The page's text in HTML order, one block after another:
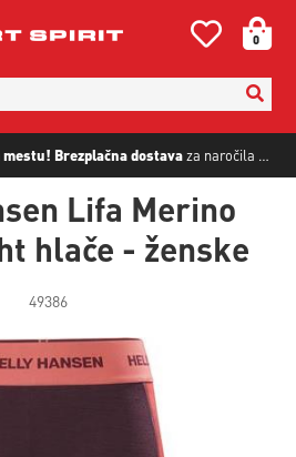
mestu! Brezplačna dostavaza naročila nad
0
Lifa Merino
hlače - ženske
49386